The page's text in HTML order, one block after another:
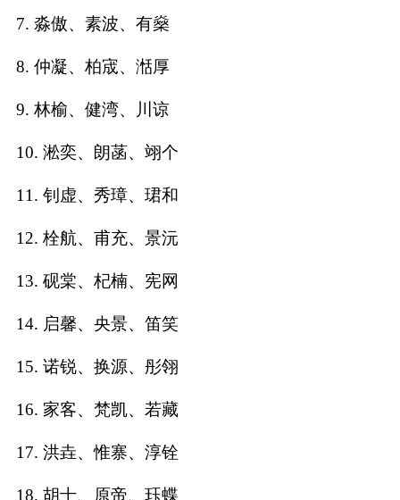
蛇年起名
龙年起名
兔年起名
虎年起名
取
名
字
7. 淼傲、素波、有燊
8. 仲凝、柏宬、湉厚
9. 林榆、健湾、川谅
10. 淞奕、朗菡、翊个
11. 钊虚、秀璋、珺和
12. 栓航、甫充、景沅
13. 砚棠、杞楠、宪网
14. 启馨、央景、笛笑
15. 诺锐、换源、彤翎
16. 家客、梵凯、若藏
17. 洪垚、惟寨、淳铨
18. 胡士、原帝、珏蝶